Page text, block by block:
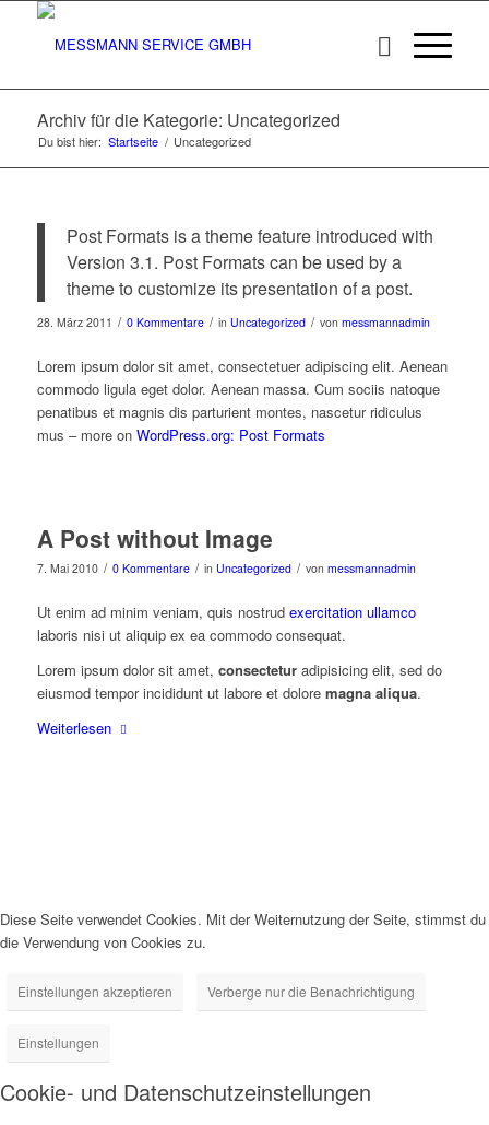
Archiv für die Kategorie: Uncategorized
Du bist hier: Startseite / Uncategorized
Post Formats is a theme feature introduced with
Version 3.1. Post Formats can be used by a
theme to customize its presentation of a post.
28. März 2011 / 0 Kommentare / in Uncategorized / von messmannadmin
Lorem ipsum dolor sit amet, consectetuer adipiscing elit. Aenean
commodo ligula eget dolor. Aenean massa. Cum sociis natoque
penatibus et magnis dis parturient montes, nascetur ridiculus
mus – more on WordPress.org: Post Formats
A Post without Image
7. Mai 2010 / 0 Kommentare / in Uncategorized / von messmannadmin
Ut enim ad minim veniam, quis nostrud exercitation ullamco
laboris nisi ut aliquip ex ea commodo consequat.
Lorem ipsum dolor sit amet, consecteturadipisicing elit, sed do
eiusmod tempor incididunt ut labore et dolore magna aliqua.
Weiterlesen
Diese Seite verwendet Cookies. Mit der Weiternutzung der Seite, stimmst du
die Verwendung von Cookies zu.
Einstellungen akzeptieren Verberge nur die Benachrichtigung
Einstellungen
Cookie- und Datenschutzeinstellungen